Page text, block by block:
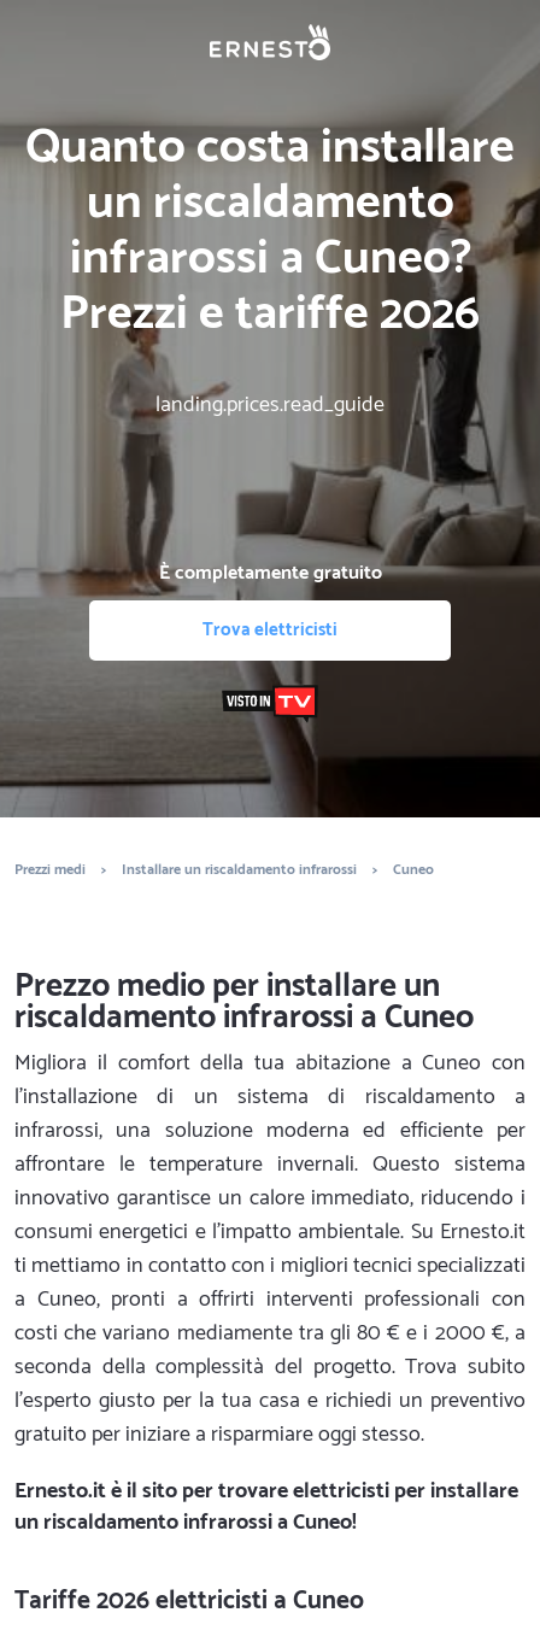
Quanto costa installare
un riscaldamento
infrarossi a Cuneo?
Prezzi e tariffe 2026
landing.prices.read_guide
È completamente gratuito
Trova elettricisti
Prezzi medi > Installare un riscaldamento infrarossi > Cuneo
Prezzo medio per installare un
riscaldamento infrarossi a Cuneo
Migliora il comfort della tua abitazione a Cuneo con
l’installazione di un sistema di riscaldamento a
infrarossi, una soluzione moderna ed efficiente per
affrontare le temperature invernali. Questo sistema
innovativo garantisce un calore immediato, riducendo i
consumi energetici e l'impatto ambientale. Su Ernesto.it
ti mettiamo in contatto con i migliori tecnici specializzati
a Cuneo, pronti a offrirti interventi professionali con
costi che variano mediamente tra gli 80 € e i 2000 €, a
seconda della complessità del progetto. Trova subito
l'esperto giusto per la tua casa e richiedi un preventivo
gratuito per iniziare a risparmiare oggi stesso.
Ernesto.itè il sito per trovare elettricisti per installare
un riscaldamento infrarossi a Cuneo!
Tariffe 2026 elettricisti a Cuneo